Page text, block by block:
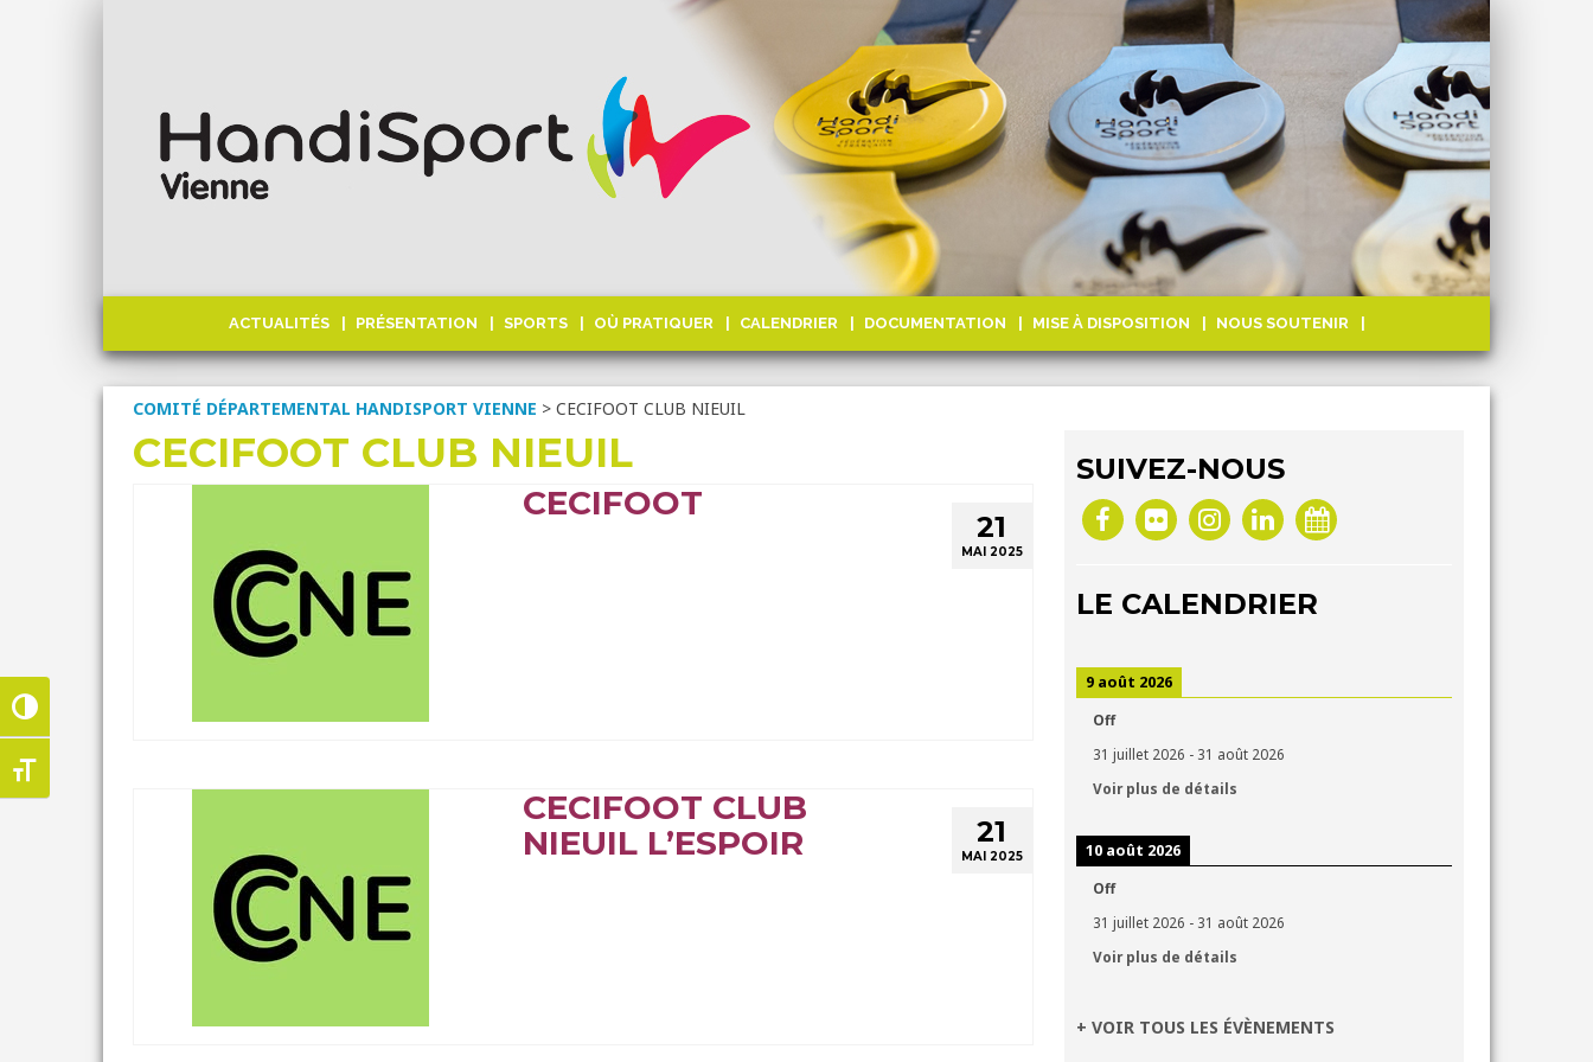
Passer en contraste élevé
Changer la taille de la police
ACTUALITÉS PRÉSENTATION SPORTS OÙ PRATIQUER CALENDRIER DOCUMENTATION MISE À DISPOSITION NOUS SOUTENIR
COMITÉ DÉPARTEMENTAL HANDISPORT VIENNE > CECIFOOT CLUB NIEUIL
CECIFOOT CLUB NIEUIL
21
MAI 2025
CECIFOOT
21
MAI 2025
CECIFOOT CLUB
NIEUIL L’ESPOIR
SUIVEZ-NOUS
LE CALENDRIER
9 août 2026
Off
31 juillet 2026 - 31 août 2026
Voir plus de détails
10 août 2026
Off
31 juillet 2026 - 31 août 2026
Voir plus de détails
+ VOIR TOUS LES ÉVÈNEMENTS